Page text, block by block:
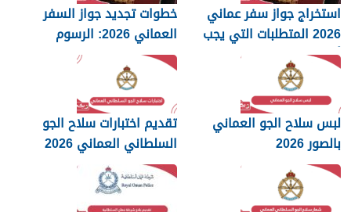
استخراج جواز سفر عماني
2026 المتطلبات التي يجب
أن تعرفها
خطوات تجديد جواز السفر
العماني 2026: الرسوم
والمستندات المطلوبة
لبس سلاح الجو العماني
بالصور 2026
تقديم اختبارات سلاح الجو
السلطاني العماني 2026